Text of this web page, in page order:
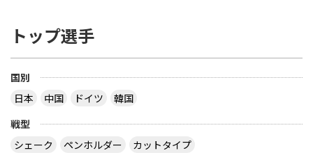
レードの厚さで 85% は天然木材でなくてはならな
い とすると、接着層の厚さは ３枚合板で 15 / 2 ＝
7.5% 以下 ５枚合板で 15 / 4 ＝ 3.75% 以下 ７枚合
なら接着層 15% もありえますね 【質問】 （１）卓
ラケットで フォア面に近い所に 厚い接着層を入れ
る想定をしたのでしょうか？
トップ選手
国別
日本
中国 ドイツ
韓国
戦型
シェーク
ペンホルダー カットタイプ